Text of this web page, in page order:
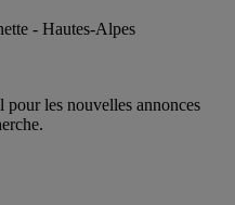
- Hautes-Alpes
les nouvelles annonces